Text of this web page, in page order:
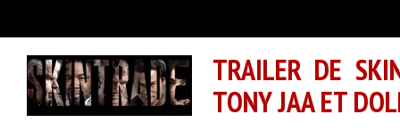
TRAILER DE
TONY JAA ET